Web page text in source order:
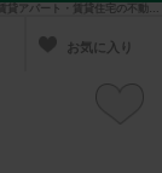
エステ－トＴＯＫＩ（2階/18.45㎡）小岩駅（東京都）の賃貸マンション・賃貸アパート・賃貸住宅の不動産情報を検索！ 不動産賃貸の物件探しは、お部屋探しのエイブル
お気に入り